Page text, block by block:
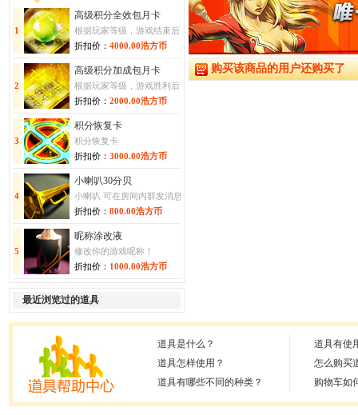
1
高级积分全效包月卡
根据玩家等级，游戏结束后可获得30-100%的积分加成或抵扣
折扣价： 4000.00浩方币
2
高级积分加成包月卡
根据玩家等级，游戏胜利后可获得30-100%的积分加成
折扣价： 2000.00浩方币
3
积分恢复卡
积分恢复卡
折扣价： 3000.00浩方币
4
小喇叭30分贝
小喇叭 可在房间内群发消息时使用！
折扣价： 800.00浩方币
5
昵称涂改液
修改你的游戏呢称！
折扣价： 1000.00浩方币
最近浏览过的道具
购买该商品的用户还购买了
道具是什么？
道具怎样使用？
道具有哪些不同的种类？
道具有使
怎么购买
购物车如